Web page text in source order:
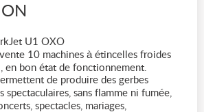
U1 OXO
10 machines à étincelles froides
en bon état de fonctionnement.
de produire des gerbes
spectaculaires, sans flamme ni fumée,
spectacles, mariages,